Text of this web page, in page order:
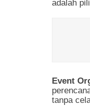
adalah
Event
tanpa